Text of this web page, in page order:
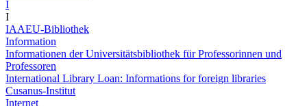
I
I
IAAEU-Bibliothek
Information
Informationen der Universitätsbibliothek für Professorinnen und
Professoren
International Library Loan: Informations for foreign libraries
Cusanus-Institut
Internet